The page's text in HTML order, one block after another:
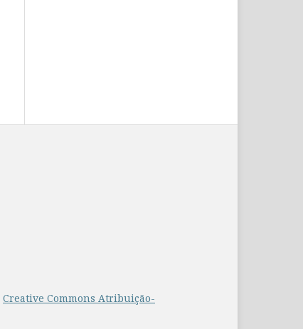
Creative Commons Atribuição-